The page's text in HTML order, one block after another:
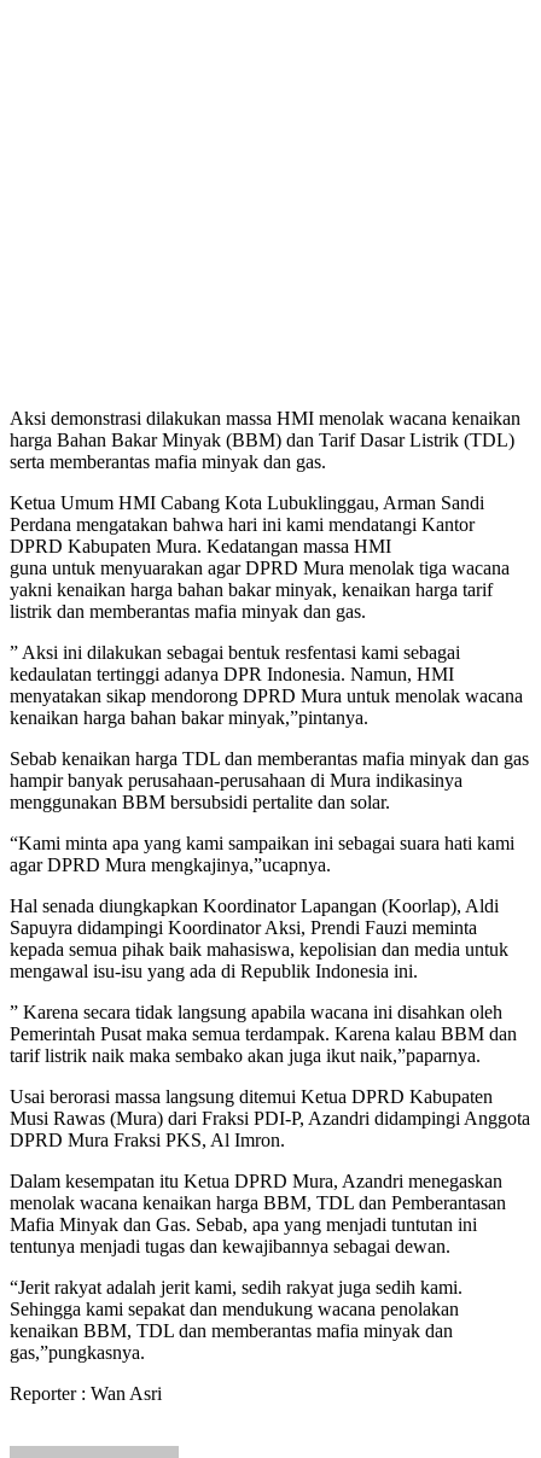
Aksi demonstrasi dilakukan massa HMI menolak wacana kenaikan
harga Bahan Bakar Minyak (BBM) dan Tarif Dasar Listrik (TDL)
serta memberantas mafia minyak dan gas.
Ketua Umum HMI Cabang Kota Lubuklinggau, Arman Sandi
Perdana mengatakan bahwa hari ini kami mendatangi Kantor
DPRD Kabupaten Mura. Kedatangan massa HMI
guna untuk menyuarakan agar DPRD Mura menolak tiga wacana
yakni kenaikan harga bahan bakar minyak, kenaikan harga tarif
listrik dan memberantas mafia minyak dan gas.
” Aksi ini dilakukan sebagai bentuk resfentasi kami sebagai
kedaulatan tertinggi adanya DPR Indonesia. Namun, HMI
menyatakan sikap mendorong DPRD Mura untuk menolak wacana
kenaikan harga bahan bakar minyak,”pintanya.
Sebab kenaikan harga TDL dan memberantas mafia minyak dan gas
hampir banyak perusahaan-perusahaan di Mura indikasinya
menggunakan BBM bersubsidi pertalite dan solar.
“Kami minta apa yang kami sampaikan ini sebagai suara hati kami
agar DPRD Mura mengkajinya,”ucapnya.
Hal senada diungkapkan Koordinator Lapangan (Koorlap), Aldi
Sapuyra didampingi Koordinator Aksi, Prendi Fauzi meminta
kepada semua pihak baik mahasiswa, kepolisian dan media untuk
mengawal isu-isu yang ada di Republik Indonesia ini.
” Karena secara tidak langsung apabila wacana ini disahkan oleh
Pemerintah Pusat maka semua terdampak. Karena kalau BBM dan
tarif listrik naik maka sembako akan juga ikut naik,”paparnya.
Usai berorasi massa langsung ditemui Ketua DPRD Kabupaten
Musi Rawas (Mura) dari Fraksi PDI-P, Azandri didampingi Anggota
DPRD Mura Fraksi PKS, Al Imron.
Dalam kesempatan itu Ketua DPRD Mura, Azandri menegaskan
menolak wacana kenaikan harga BBM, TDL dan Pemberantasan
Mafia Minyak dan Gas. Sebab, apa yang menjadi tuntutan ini
tentunya menjadi tugas dan kewajibannya sebagai dewan.
“Jerit rakyat adalah jerit kami, sedih rakyat juga sedih kami.
Sehingga kami sepakat dan mendukung wacana penolakan
kenaikan BBM, TDL dan memberantas mafia minyak dan
gas,”pungkasnya.
Reporter : Wan Asri